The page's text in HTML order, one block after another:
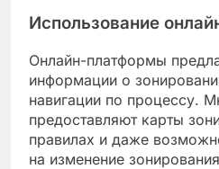
Использование
Онлайн-платформы
информации о
навигации по процессу.
предоставляют карты
правилах и даже
на изменение